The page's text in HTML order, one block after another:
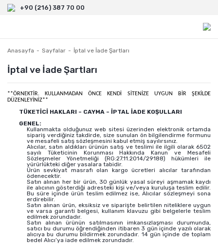
+90 (216) 387 70 00
Anasayfa Sayfalar İptal ve İade Şartları
İptal ve İade Şartları
**ÖRNEKTİR. KULLANMADAN ÖNCE KENDİ SİTENİZE UYGUN BİR ŞEKİLDE
DÜZENLEYİNİZ**
TÜKETİCİ HAKLARI – CAYMA – İPTAL İADE KOŞULLARI
GENEL:
Kullanmakta olduğunuz web sitesi üzerinden elektronik ortamda
sipariş verdiğiniz takdirde, size sunulan ön bilgilendirme formunu
ve mesafeli satış sözleşmesini kabul etmiş sayılırsınız.
Alıcılar, satın aldıkları ürünün satış ve teslimi ile ilgili olarak 6502
sayılı Tüketicinin Korunması Hakkında Kanun ve Mesafeli
Sözleşmeler Yönetmeliği (RG:27.11.2014/29188) hükümleri ile
yürürlükteki diğer yasalara tabidir.
Ürün sevkiyat masrafı olan kargo ücretleri alıcılar tarafından
ödenecektir.
Satın alınan her bir ürün, 30 günlük yasal süreyi aşmamak kaydı
ile alıcının gösterdiği adresteki kişi ve/veya kuruluşa teslim edilir.
Bu süre içinde ürün teslim edilmez ise, Alıcılar sözleşmeyi sona
erdirebilir.
Satın alınan ürün, eksiksiz ve siparişte belirtilen niteliklere uygun
ve varsa garanti belgesi, kullanım klavuzu gibi belgelerle teslim
edilmek zorundadır.
Satın alınan ürünün satılmasının imkansızlaşması durumunda,
satıcı bu durumu öğrendiğinden itibaren 3 gün içinde yazılı olarak
alıcıya bu durumu bildirmek zorundadır. 14 gün içinde de toplam
bedel Alıcı’ya iade edilmek zorundadır.